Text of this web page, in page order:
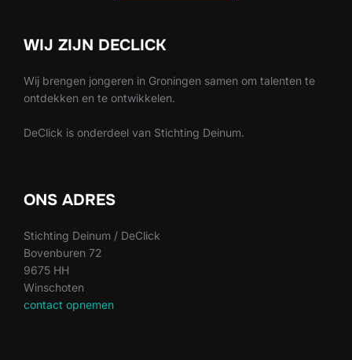
WIJ ZIJN DECLICK
Wij brengen jongeren in Groningen samen om talenten te
ontdekken en te ontwikkelen.
DeClick is onderdeel van Stichting Deinum.
ONS ADRES
Stichting Deinum / DeClick
Bovenburen 72
9675 HH
Winschoten
contact opnemen